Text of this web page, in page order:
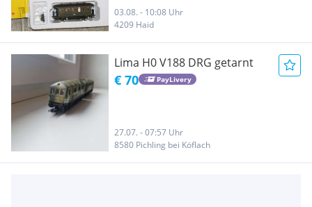
03.08. - 10:08 Uhr
4209 Haid
Lima H0 V188 DRG getarnt
€ 70 PayLivery
27.07. - 07:57 Uhr
8580 Pichling bei Köflach